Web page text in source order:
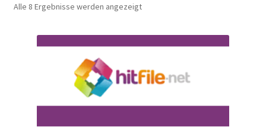
TakeFile
FileFox.cc
Filesmonster
Alle 8 Ergebnisse werden angezeigtNach